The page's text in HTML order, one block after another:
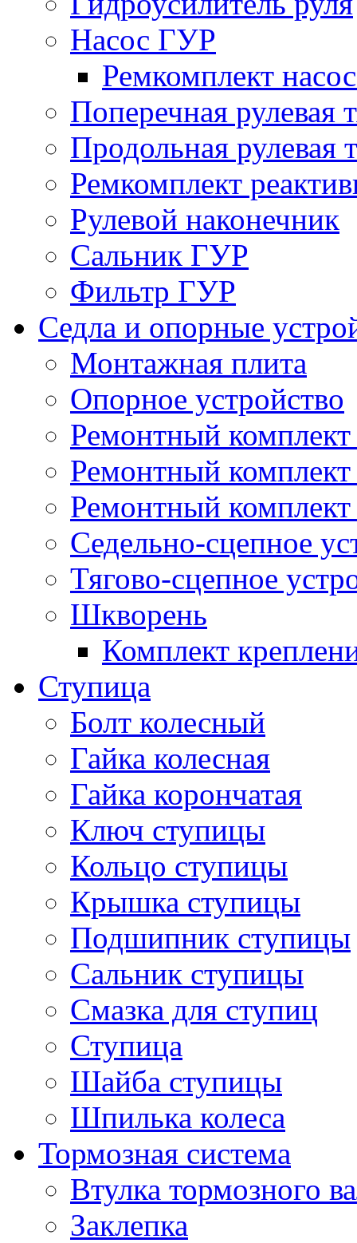
Насос ГУР
Ремкомплект
Поперечная рулевая
Продольная рулевая
Ремкомплект
Рулевой наконечник
Сальник ГУР
Фильтр ГУР
Седла и опорные
Монтажная плита
Опорное устройство
Ремонтный комплект
Ремонтный
Ремонтный комплект
Седельно-сцепное
Тягово-сцепное
Шкворень
Комплект
Ступица
Болт колесный
Гайка колесная
Гайка корончатая
Ключ ступицы
Кольцо ступицы
Крышка ступицы
Подшипник ступицы
Сальник ступицы
Смазка для ступиц
Ступица
Шайба ступицы
Шпилька колеса
Тормозная система
Втулка тормозного
Заклепка